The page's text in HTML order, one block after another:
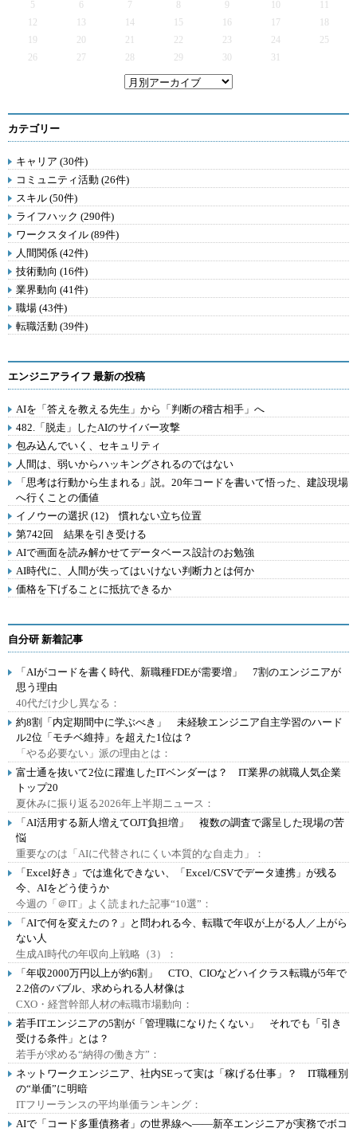
5
6 7 9
12
13 14 15 16 17
19
20 21 22 23 24
25
26
27 28 29 30 31
カテゴリー
キャリア (30件)
コミュニティ活動 (26件)
スキル (50件)
ライフハック (290件)
ワークスタイル (89件)
人間関係 (42件)
技術動向 (16件)
業界動向 (41件)
職場 (43件)
転職活動 (39件)
エンジニアライフ 最新の投稿
AIを「答えを教える先生」から「判断の稽古相手」へ
482.「脱走」したAIのサイバー攻撃
包み込んでいく、セキュリティ
人間は、弱いからハッキングされるのではない
「思考は行動から生まれる」説。20年コードを書いて悟った、建設現場
へ行くことの価値
イノウーの選択 (12) 慣れない立ち位置
第742回 結果を引き受ける
AIで画面を読み解かせてデータベース設計のお勉強
AI時代に、人間が失ってはいけない判断力とは何か
価格を下げることに抵抗できるか
自分研 新着記事
「AIがコードを書く時代、新職種FDEが需要増」 7割のエンジニアが
思う理由
40代だけ少し異なる：
約8割「内定期間中に学ぶべき」 未経験エンジニア自主学習のハード
ル2位「モチベ維持」を超えた1位は？
「やる必要ない」派の理由とは：
富士通を抜いて2位に躍進したITベンダーは？ IT業界の就職人気企業
トップ20
夏休みに振り返る2026年上半期ニュース：
「AI活用する新人増えてOJT負担増」 複数の調査で露呈した現場の苦
悩
重要なのは「AIに代替されにくい本質的な自走力」：
「Excel好き」では進化できない、「Excel/CSVでデータ連携」が残る
今、AIをどう使うか
今週の「＠IT」よく読まれた記事“10選”：
「AIで何を変えたの？」と問われる今、転職で年収が上がる人／上がら
ない人
生成AI時代の年収向上戦略（3）：
「年収2000万円以上が約6割」 CTO、CIOなどハイクラス転職が5年で
2.2倍のバブル、求められる人材像は
CXO・経営幹部人材の転職市場動向：
若手ITエンジニアの5割が「管理職になりたくない」 それでも「引き
受ける条件」とは？
若手が求める“納得の働き方”：
ネットワークエンジニア、社内SEって実は「稼げる仕事」？ IT職種別
の“単価”に明暗
ITフリーランスの平均単価ランキング：
AIで「コード多重債務者」の世界線へ――新卒エンジニアが実務でボコ